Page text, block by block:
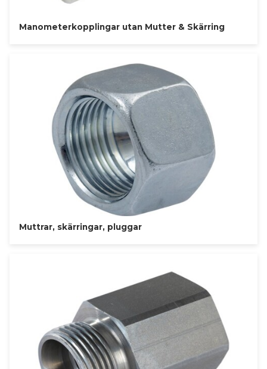
Manometerkopplingar utan Mutter & Skärring
Muttrar, skärringar, pluggar